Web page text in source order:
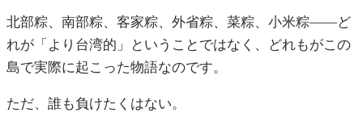
北部粽、南部粽、客家粽、外省粽、菜粽、小米粽——ど
れが「より台湾的」ということではなく、どれもがこの
島で実際に起こった物語なのです。
ただ、誰も負けたくはない。